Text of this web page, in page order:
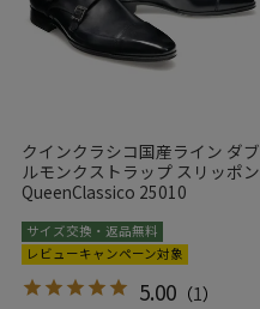
クインクラシコ国産ライン ダブ
ルモンクストラップ スリッポン
QueenClassico 25010
サイズ交換・返品無料
レビューキャンペーン対象
5.00（1）